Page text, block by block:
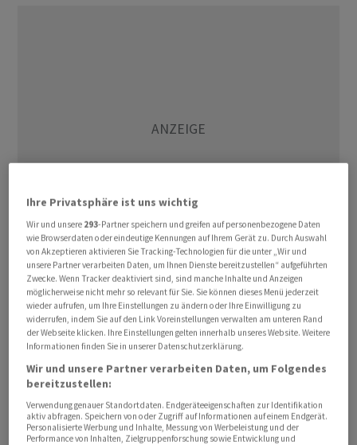
Am Mittag stand der EuroStoxx 50 0,43 Prozent tiefer
bei 6.081,50 Punkten. Ähnlich sah es ausserhalb des
Euroraums aus. Der britische FTSE 100 büsste 0,23
Prozent auf 10.349,28 Punkte ein, während der
Schweizer SMI um 0,85 Prozent auf 13.192,87 Punkte
sank.
Dabei trugen gegenseitige Angriffe zwischen den USA
und dem Iran zum Innehalten der Marktteilnehmer bei.
Ihre Privatsphäre ist uns wichtig
Wir und unsere 293-Partner speichern und greifen auf personenbezogene Daten
wie Browserdaten oder eindeutige Kennungen auf Ihrem Gerät zu. Durch Auswahl
von Akzeptieren aktivieren Sie Tracking-Technologien für die unter „Wir und
unsere Partner verarbeiten Daten, um Ihnen Dienste bereitzustellen“ aufgeführten
Zwecke. Wenn Tracker deaktiviert sind, sind manche Inhalte und Anzeigen
möglicherweise nicht mehr so relevant für Sie. Sie können dieses Menü jederzeit
wieder aufrufen, um Ihre Einstellungen zu ändern oder Ihre Einwilligung zu
widerrufen, indem Sie auf den Link Voreinstellungen verwalten am unteren Rand
der Webseite klicken. Ihre Einstellungen gelten innerhalb unseres Website. Weitere
Informationen finden Sie in unserer Datenschutzerklärung.
Wir und unsere Partner verarbeiten Daten, um Folgendes
bereitzustellen:
Verwendung genauer Standortdaten. Endgeräteeigenschaften zur Identifikation
aktiv abfragen. Speichern von oder Zugriff auf Informationen auf einem Endgerät.
Personalisierte Werbung und Inhalte, Messung von Werbeleistung und der
Performance von Inhalten, Zielgruppenforschung sowie Entwicklung und